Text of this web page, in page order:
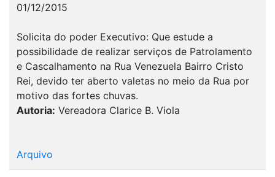
01/12/2015
Solicita do poder Executivo: Que estude a
possibilidade de realizar serviços de Patrolamento
e Cascalhamento na Rua Venezuela Bairro Cristo
Rei, devido ter aberto valetas no meio da Rua por
motivo das fortes chuvas.
Autoria: Vereadora Clarice B. Viola
Arquivo